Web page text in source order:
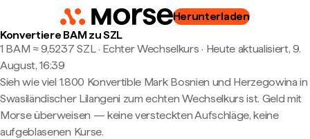
Herunterladen
Konvertiere BAM zu SZL
1 BAM ≈ 9,5237 SZL · Echter Wechselkurs · Heute aktualisiert, 9.
August, 16:39
Sieh wie viel 1.800 Konvertible Mark Bosnien und Herzegowina in
Swasiländischer Lilangeni zum echten Wechselkurs ist. Geld mit
Morse überweisen — keine versteckten Aufschläge, keine
aufgeblasenen Kurse.